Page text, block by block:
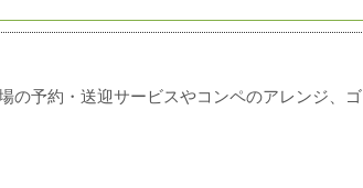
の予約・送迎サービスやコンペのアレンジ、ゴ